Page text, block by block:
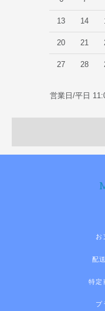
13 14
20 21
27 28
営業日/平日
お
配
特定
プ